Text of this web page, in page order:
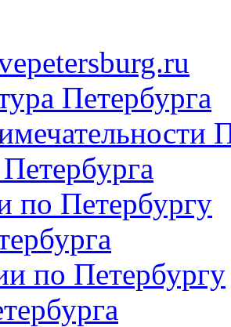
Петербурга
по Петербургу
по Петербургу